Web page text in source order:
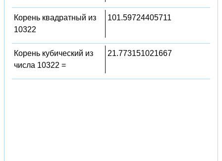
Корень квадратный из
10322
101.59724405711
Корень кубический из
числа 10322 =
21.773151021667